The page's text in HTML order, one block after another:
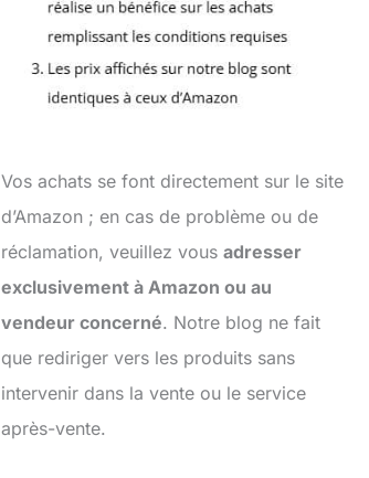
Vos achats se font directement sur le site
d’Amazon ; en cas de problème ou de
réclamation, veuillez vousadresser
exclusivement à Amazon ou au
vendeur concerné. Notre blog ne fait
que rediriger vers les produits sans
intervenir dans la vente ou le service
après-vente.